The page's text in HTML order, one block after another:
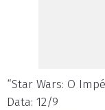
“Star Wars: O
Data: 12/9